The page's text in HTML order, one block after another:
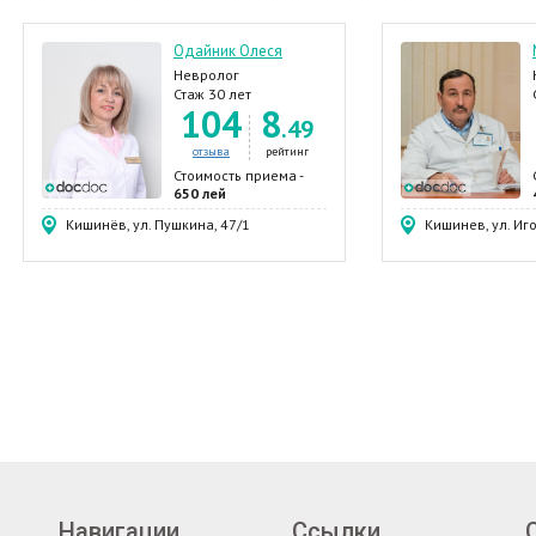
Одайник Олеся
Невролог
Стаж 30 лет
104
отзыва
8.49
рейтинг
Стоимость приема -
650 лей
Кишинёв, ул. Пушкина, 47/1
Кишинев, ул.